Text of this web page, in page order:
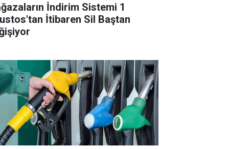
İndirim Sistemi 1
İtibaren Sil Baştan